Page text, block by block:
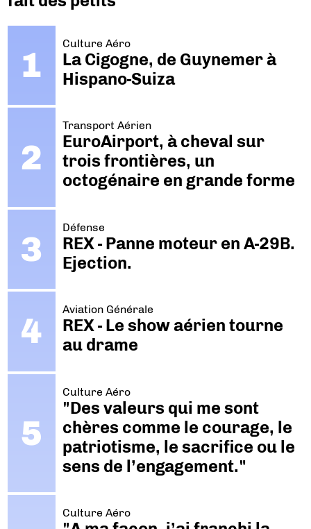
Culture Aéro
La Cigogne, de Guynemer à
Hispano-Suiza
Transport Aérien
EuroAirport, à cheval sur
trois frontières, un
octogénaire en grande forme
Défense
REX - Panne moteur en A-29B.
Ejection.
Aviation Générale
REX - Le show aérien tourne
au drame
Culture Aéro
"Des valeurs qui me sont
chères comme le courage, le
patriotisme, le sacrifice ou le
sens de l’engagement."
Culture Aéro